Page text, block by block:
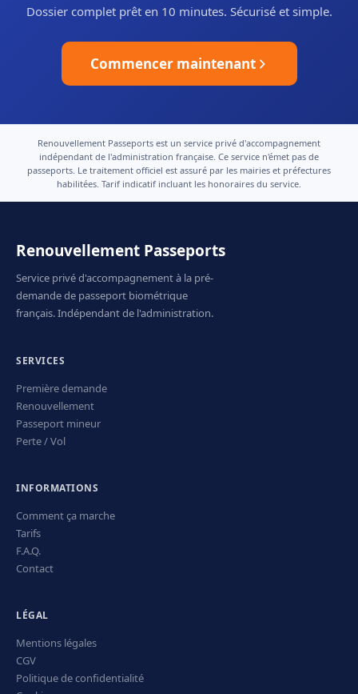
Dossier complet prêt en 10 minutes. Sécurisé et simple.
Commencer maintenant
Renouvellement Passeports est un service privé d'accompagnement
indépendant de l'administration française. Ce service n'émet pas de
passeports. Le traitement officiel est assuré par les mairies et préfectures
habilitées. Tarif indicatif incluant les honoraires du service.
Renouvellement Passeports
Service privé d'accompagnement à la pré-
demande de passeport biométrique
français. Indépendant de l'administration.
SERVICES
Première demande
Renouvellement
Passeport mineur
Perte / Vol
INFORMATIONS
Comment ça marche
Tarifs
F.A.Q.
Contact
LÉGAL
Mentions légales
CGV
Politique de confidentialité